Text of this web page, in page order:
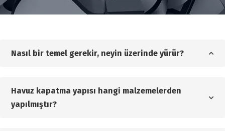
Nasıl bir temel gerekir, neyin üzerinde yürür?
Havuz kapatma yapısı hangi malzemelerden
yapılmıştır?